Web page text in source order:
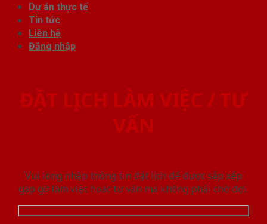
Dự án thực tế
Tin tức
Liên hệ
Đăng nhập
ĐẶT LỊCH LÀM VIỆC / TƯ
VẤN
Vui lòng nhập thông tin đặt lịch để được sắp xếp
gặp gỡ làm việc hoăc tư vấn mà không phải chờ đợi.